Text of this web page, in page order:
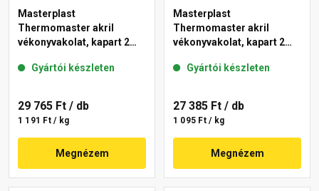
Masterplast
Thermomaster akril
vékonyvakolat, kapart 2
Gyártói készleten
29 765 Ft / db
1 191 Ft / kg
Megnézem
Masterplast
Thermomaster akril
vékonyvakolat, kapart 2
Gyártói készleten
27 385 Ft / db
1 095 Ft / kg
Megnézem